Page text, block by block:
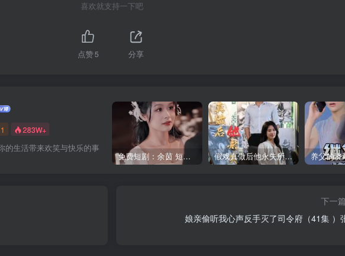
喜欢就支持一下吧
点赞5 分享
1 283W+
的生活带来欢笑与快乐的事
免费短剧：余茵 短剧 16部合集 假戏真做后他永失所爱（60集）程澄＆杨珞仟
下一篇
娘亲偷听我心声反手灭了司令府（41集 ）